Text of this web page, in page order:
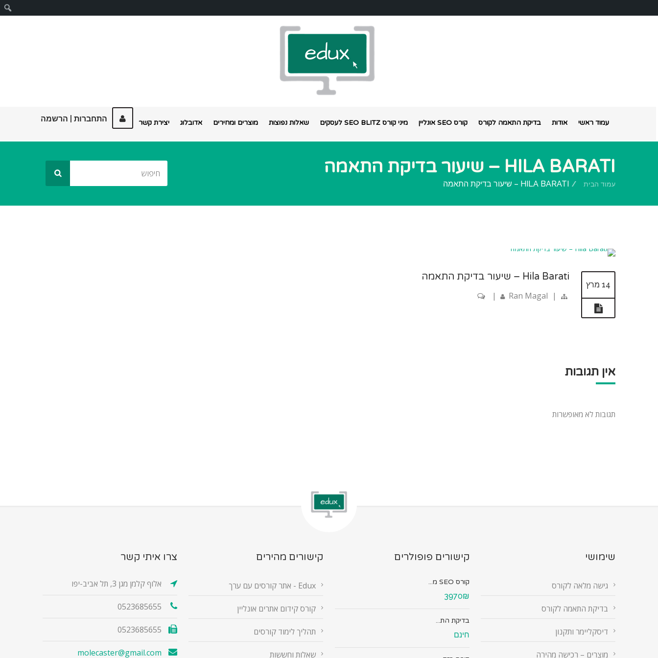
עמוד ראשי אודות בדיקת התאמה לקורס קורס SEO אונליין מיני קורס SEO BLITZ לעסקים שאלות נפוצות מוצרים ומחירים אדובלוג יצירת קשר התחברות הרשמה
HILA BARATI – שיעור בדיקת התאמה
עמוד הבית HILA BARATI – שיעור בדיקת התאמה
14 מרץ
Hila Barati – שיעור בדיקת התאמה
Ran Magal |
|
אין תגובות
תגובות לא מאופשרות
שימושי
גישה מלאה לקורס
בדיקת התאמה לקורס
דיסקליימר ותקנון
מוצרים – רכישה מהירה
קישורים פופולרים
קורס SEO מ...
3970₪
בדיקת הת...
חינם
קישורים מהירים
Edux - אתר קורסים עם ערך
קורס קידום אתרים אונליין
תהליך לימוד קורסים
שאלות וחששות
צרו איתי קשר
אלוף קלמן מגן 3, תל אביב-יפו
0523685655
0523685655
molecaster@gmail.com